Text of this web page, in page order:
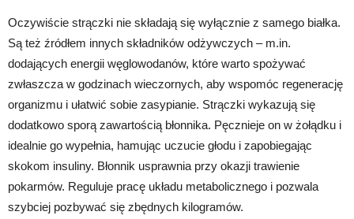
Oczywiście strączki nie składają się wyłącznie z samego białka.
Są też źródłem innych składników odżywczych – m.in.
dodających energii węglowodanów, które warto spożywać
zwłaszcza w godzinach wieczornych, aby wspomóc regenerację
organizmu i ułatwić sobie zasypianie. Strączki wykazują się
dodatkowo sporą zawartością błonnika. Pęcznieje on w żołądku i
idealnie go wypełnia, hamując uczucie głodu i zapobiegając
skokom insuliny. Błonnik usprawnia przy okazji trawienie
pokarmów. Reguluje pracę układu metabolicznego i pozwala
szybciej pozbywać się zbędnych kilogramów.